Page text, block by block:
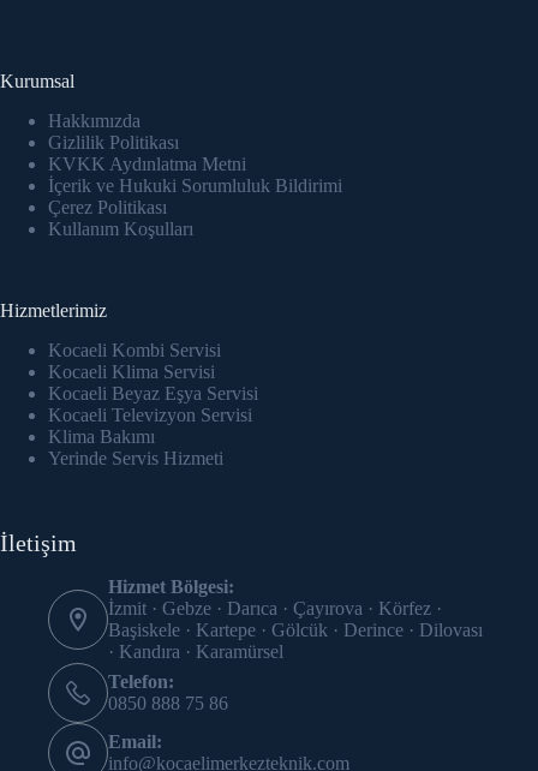
Kurumsal
Hakkımızda
Gizlilik Politikası
KVKK Aydınlatma Metni
İçerik ve Hukuki Sorumluluk Bildirimi
Çerez Politikası
Kullanım Koşulları
Hizmetlerimiz
Kocaeli Kombi Servisi
Kocaeli Klima Servisi
Kocaeli Beyaz Eşya Servisi
Kocaeli Televizyon Servisi
Klima Bakımı
Yerinde Servis Hizmeti
İletişim
Hizmet Bölgesi:
İzmit · Gebze · Darıca · Çayırova · Körfez ·
Başiskele · Kartepe · Gölcük · Derince · Dilovası
· Kandıra · Karamürsel
Telefon:
0850 888 75 86
Email:
info@kocaelimerkezteknik.com